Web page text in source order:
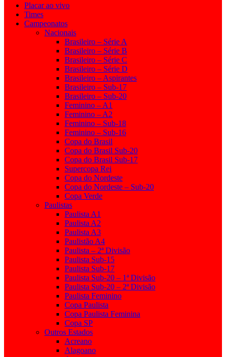
Placar ao vivo
Times
Campeonatos
Nacionais
Brasileiro – Série A
Brasileiro – Série B
Brasileiro – Série C
Brasileiro – Série D
Brasileiro – Aspirantes
Brasileiro – Sub-17
Brasileiro – Sub-20
Feminino – A1
Feminino – A2
Feminino – Sub-18
Feminino – Sub-16
Copa do Brasil
Copa do Brasil Sub-20
Copa do Brasil Sub-17
Supercopa Rei
Copa do Nordeste
Copa do Nordeste – Sub-20
Copa Verde
Paulistas
Paulista A1
Paulista A2
Paulista A3
Paulistão A4
Paulista – 2ª Divisão
Paulista Sub-15
Paulista Sub-17
Paulista Sub-20 – 1ª Divisão
Paulista Sub-20 – 2ª Divisão
Paulista Feminino
Copa Paulista
Copa Paulista Feminina
Copa SP
Outros Estados
Acreano
Alagoano